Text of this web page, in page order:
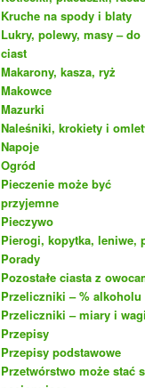
Kruche na spody i blaty
Lukry, polewy, masy – do
ciast
Makarony, kasza, ryż
Makowce
Mazurki
Naleśniki, krokiety i
Napoje
Ogród
Pieczenie może być
przyjemne
Pieczywo
Pierogi, kopytka, leniwe,
Porady
Pozostałe ciasta z
Przeliczniki – % alkoholu
Przeliczniki – miary i wagi
Przepisy
Przepisy podstawowe
Przetwórstwo może stać